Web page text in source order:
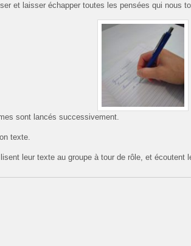
et laisser échapper toutes les pensées qui nous
sont lancés successivement.
texte.
leur texte au groupe à tour de rôle, et écoutent